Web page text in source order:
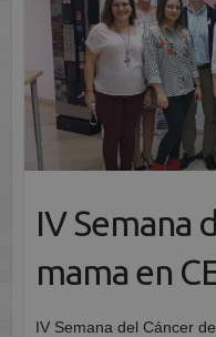
IV Semana
mama en
IV Semana del Cáncer